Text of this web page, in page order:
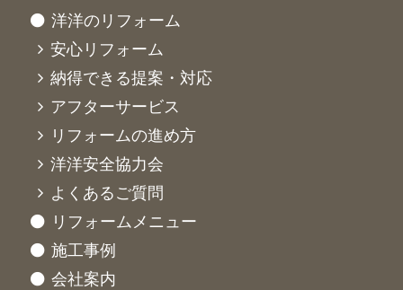
洋洋のリフォーム
安心リフォーム
納得できる提案・対応
アフターサービス
リフォームの進め方
洋洋安全協力会
よくあるご質問
リフォームメニュー
施工事例
会社案内